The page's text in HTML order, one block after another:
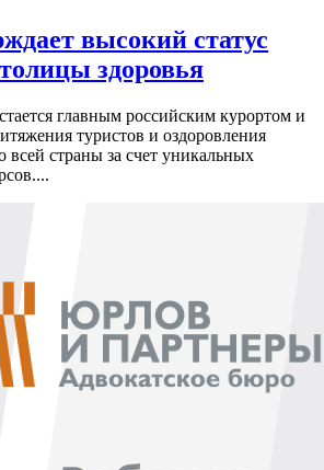
высокий статус
здоровья
главным российским курортом и
туристов и оздоровления
всей страны за счет уникальных